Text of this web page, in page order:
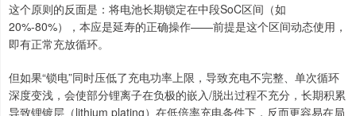
这个原则的反面是：将电池长期锁定在中段SoC区间（如
20%-80%），本应是延寿的正确操作——前提是这个区间动态使用，
即有正常充放循环。
但如果“锁电”同时压低了充电功率上限，导致充电不完整、单次循环
深度变浅，会使部分锂离子在负极的嵌入/脱出过程不充分，长期积累
导致锂镀层（lithium plating）在低倍率充电条件下，反而更容易在局